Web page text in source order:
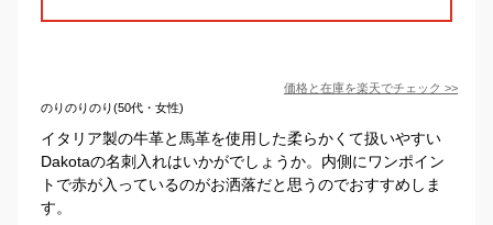
価格と在庫を楽天でチェック >>
のりのりのり(50代・女性)
イタリア製の牛革と馬革を使用した柔らかくて扱いやすい
Dakotaの名刺入れはいかがでしょうか。内側にワンポイン
トで赤が入っているのがお洒落だと思うのでおすすめしま
す。